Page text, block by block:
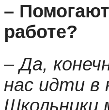
–
работе?
– Да,
нас идти в
Школьники